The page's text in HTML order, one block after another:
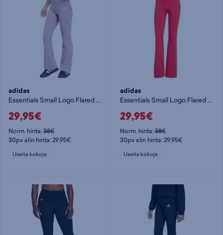
adidas
Essentials Small Logo Flared Leggings W - naisten pitkät trikoot
29,95€
Norm. hinta:38€
30pv alin hinta: 29,95€
Useita kokoja
adidas
Essentials Small Logo Flared Leggings W - naisten pitkät trikoot
29,95€
Norm. hinta:38€
30pv alin hinta: 29,95€
Useita kokoja